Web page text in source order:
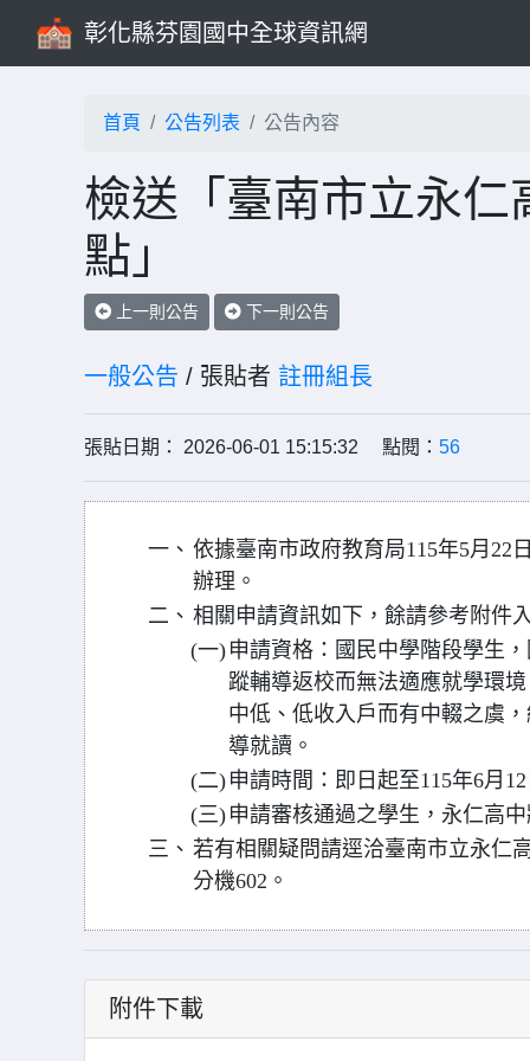
彰化縣芬園國中全球資訊網
首頁 公告列表 公告內容
檢送「臺南市立永仁
點」
上一則公告 下一則公告
一般公告 / 張貼者 註冊組長
張貼日期： 2026-06-01 15:15:32 點閱： 56
一、 依據臺南市政府教育局115年5月22
辦理。
二、 相關申請資訊如下，餘請參考附件
(一) 申請資格：國民中學階段學生
蹤輔導返校而無法適應就學環
中低、低收入戶而有中輟之虞
導就讀。
(二) 申請時間：即日起至115年6月
(三) 申請審核通過之學生，永仁高
三、 若有相關疑問請逕洽臺南市立永仁
分機602。
附件下載